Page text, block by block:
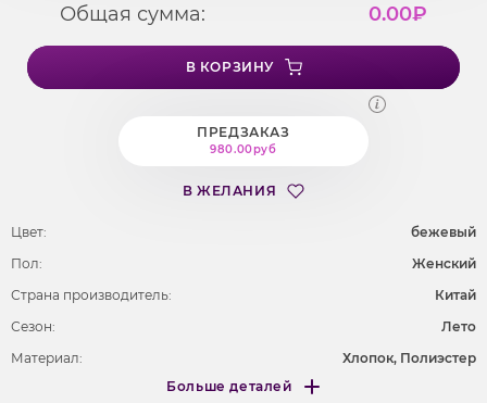
Общая сумма:
0.00₽
В КОРЗИНУ
ПРЕДЗАКАЗ
980.00руб
В ЖЕЛАНИЯ
Цвет:
бежевый
Пол:
Женский
Страна производитель:
Китай
Сезон:
Лето
Материал:
Хлопок, Полиэстер
Больше деталей
Меньше деталей